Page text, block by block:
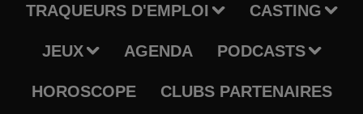
TRAQUEURS D'EMPLOI CASTING
JEUX AGENDA PODCASTS
HOROSCOPE CLUBS PARTENAIRES